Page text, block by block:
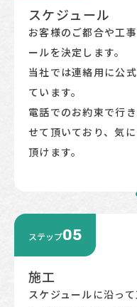
スケジュール
お客様のご都合や工
ールを決定します。​​​​​​​
当社では連絡用に公
ています。
電話でのお約束で行
せて頂いており、気
頂けます。
ステップ05
施工
スケジュールに沿っ